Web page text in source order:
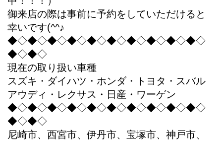
御来店の際は事前に予約をしていただけると
幸いです(^^♪
◆◇◆◇◆◇◆◇◆◇◆◇◆◇◆◇◆◇◆◇
◆◇◆◇
現在の取り扱い車種
スズキ・ダイハツ・ホンダ・トヨタ・スバル
アウディ・レクサス・日産・ワーゲン
◆◇◆◇◆◇◆◇◆◇◆◇◆◇◆◇◆◇◆◇
◆◇◆◇
尼崎市、西宮市、伊丹市、宝塚市、神戸市、